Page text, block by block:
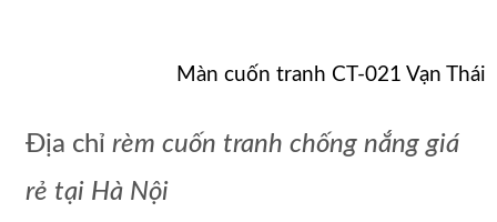
Màn cuốn tranh CT-021 Vạn Thái
Địa chỉ rèm cuốn tranh chống nắng giá
rẻ tại Hà Nội